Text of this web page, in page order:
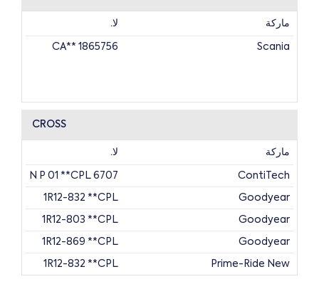
ماركة لا.
Scania
1865756 **CA
CROSS
ماركة لا.
ContiTech
6707 N P 01 **CPL
Goodyear
1R12-832 **CPL
Goodyear
1R12-803 **CPL
Goodyear
1R12-869 **CPL
Prime-Ride New
1R12-832 **CPL